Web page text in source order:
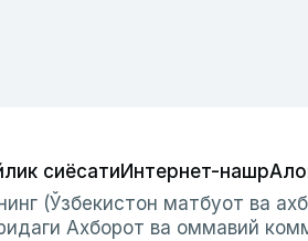
сиёсатиИнтернет-нашр
(Ўзбекистон матбуот ва
Ахборот ва оммавий